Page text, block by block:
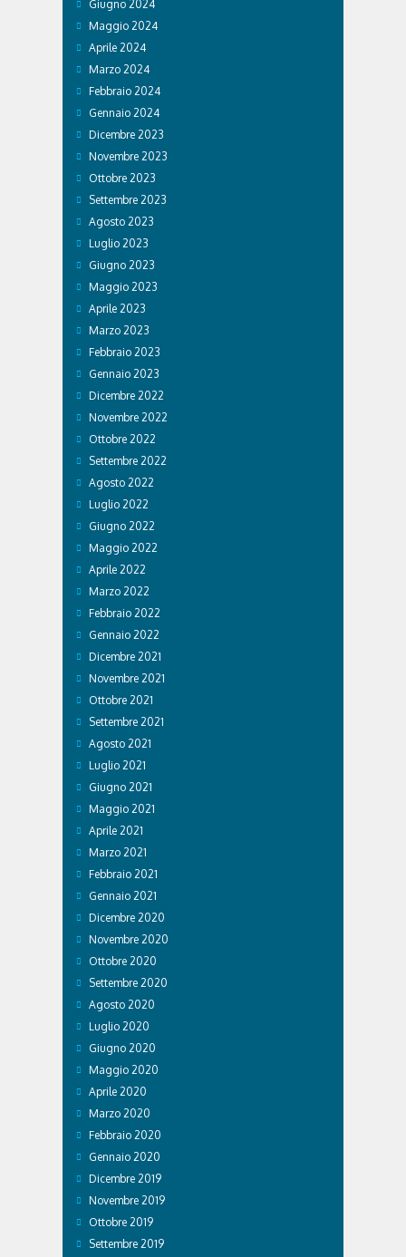
Giugno 2024
Maggio 2024
Aprile 2024
Marzo 2024
Febbraio 2024
Gennaio 2024
Dicembre 2023
Novembre 2023
Ottobre 2023
Settembre 2023
Agosto 2023
Luglio 2023
Giugno 2023
Maggio 2023
Aprile 2023
Marzo 2023
Febbraio 2023
Gennaio 2023
Dicembre 2022
Novembre 2022
Ottobre 2022
Settembre 2022
Agosto 2022
Luglio 2022
Giugno 2022
Maggio 2022
Aprile 2022
Marzo 2022
Febbraio 2022
Gennaio 2022
Dicembre 2021
Novembre 2021
Ottobre 2021
Settembre 2021
Agosto 2021
Luglio 2021
Giugno 2021
Maggio 2021
Aprile 2021
Marzo 2021
Febbraio 2021
Gennaio 2021
Dicembre 2020
Novembre 2020
Ottobre 2020
Settembre 2020
Agosto 2020
Luglio 2020
Giugno 2020
Maggio 2020
Aprile 2020
Marzo 2020
Febbraio 2020
Gennaio 2020
Dicembre 2019
Novembre 2019
Ottobre 2019
Settembre 2019